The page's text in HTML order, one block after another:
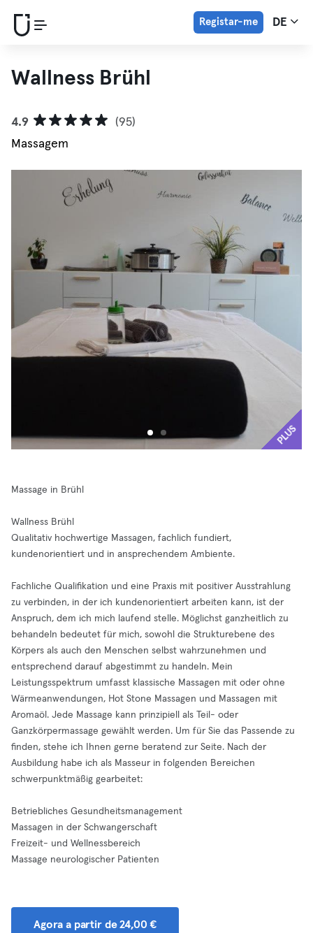
Registar-me DE
Wallness Brühl
4.9
(95)
Massagem
PLUS
Massage in Brühl
Wallness Brühl
Qualitativ hochwertige Massagen, fachlich fundiert,
kundenorientiert und in ansprechendem Ambiente.
Fachliche Qualifikation und eine Praxis mit positiver Ausstrahlung
zu verbinden, in der ich kundenorientiert arbeiten kann, ist der
Anspruch, dem ich mich laufend stelle. Möglichst ganzheitlich zu
behandeln bedeutet für mich, sowohl die Strukturebene des
Körpers als auch den Menschen selbst wahrzunehmen und
entsprechend darauf abgestimmt zu handeln. Mein
Leistungsspektrum umfasst klassische Massagen mit oder ohne
Wärmeanwendungen, Hot Stone Massagen und Massagen mit
Aromaöl. Jede Massage kann prinzipiell als Teil- oder
Ganzkörpermassage gewählt werden. Um für Sie das Passende zu
finden, stehe ich Ihnen gerne beratend zur Seite. Nach der
Ausbildung habe ich als Masseur in folgenden Bereichen
schwerpunktmäßig gearbeitet:
Betriebliches Gesundheitsmanagement
Massagen in der Schwangerschaft
Freizeit- und Wellnessbereich
Massage neurologischer Patienten
Agora a partir de 24,00 €